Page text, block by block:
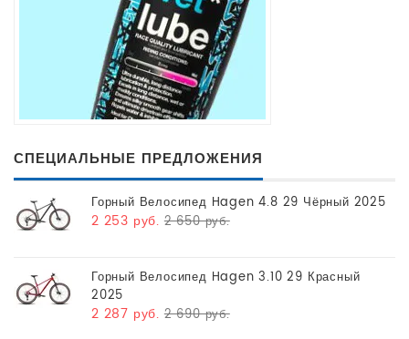
СПЕЦИАЛЬНЫЕ ПРЕДЛОЖЕНИЯ
Горный Велосипед Hagen 4.8 29 Чёрный 2025
2 253 руб.2 650 руб.
Горный Велосипед Hagen 3.10 29 Красный
2025
2 287 руб.2 690 руб.